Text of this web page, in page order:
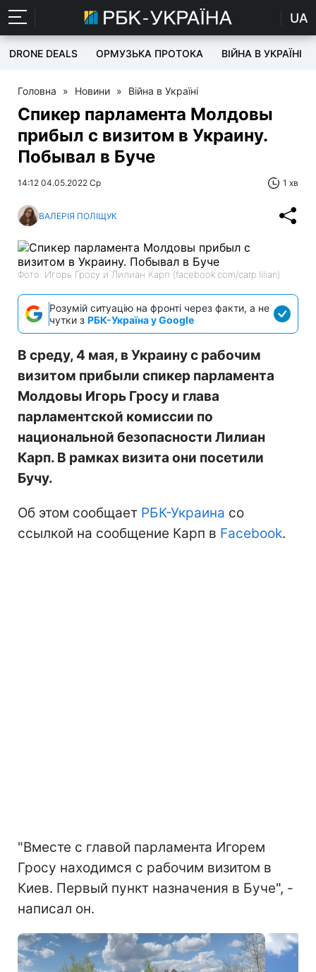
UA
DRONE DEALS ОРМУЗЬКА ПРОТОКА ВІЙНА В УКРАЇНІ
Головна » Новини » Війна в Україні
Спикер парламента Молдовы
прибыл с визитом в Украину.
Побывал в Буче
14:12 04.05.2022 Ср 1 хв
ВАЛЕРІЯ ПОЛІЩУК
Фото: Игорь Гросу и Лилиан Карп (facebook.com/carp.lilian)
Розумій ситуацію на фронті через факти, а не
чутки з РБК-Україна у Google
В среду, 4 мая, в Украину с рабочим
визитом прибыли спикер парламента
Молдовы Игорь Гросу и глава
парламентской комиссии по
национальной безопасности Лилиан
Карп. В рамках визита они посетили
Бучу.
Об этом сообщает РБК-Украина со
ссылкой на сообщение Карп в Facebook.
"Вместе с главой парламента Игорем
Гросу находимся с рабочим визитом в
Киев. Первый пункт назначения в Буче", -
написал он.